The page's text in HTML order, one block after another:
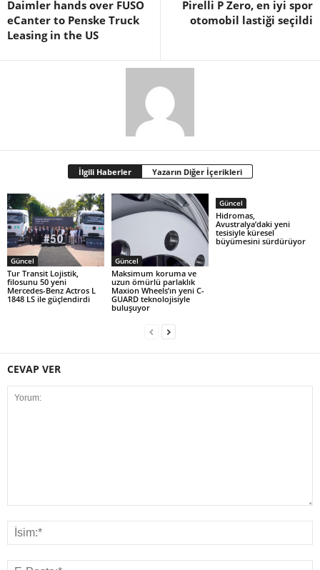
Daimler hands over FUSO
eCanter to Penske Truck
Leasing in the US
Pirelli P Zero, en iyi spor
otomobil lastiği seçildi
İlgili Haberler Yazarın Diğer İçerikleri
Güncel
Tur Transit Lojistik,
filosunu 50 yeni
Mercedes-Benz Actros L
1848 LS ile güçlendirdi
Güncel
Maksimum koruma ve
uzun ömürlü parlaklık
Maxion Wheels’ın yeni C-
GUARD teknolojisiyle
buluşuyor
Güncel
Hidromas,
Avustralya’daki yeni
tesisiyle küresel
büyümesini sürdürüyor
CEVAP VER